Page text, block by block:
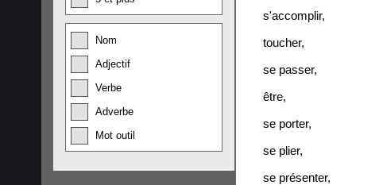
Nom
Adjectif
Verbe
Adverbe
Mot outil
s'accomplir,
toucher,
se passer,
être,
se porter,
se plier,
se présenter,